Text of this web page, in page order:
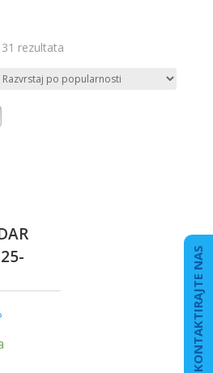
rezultataPoredano
popularnosti
KONTAKTIRAJTE NAS